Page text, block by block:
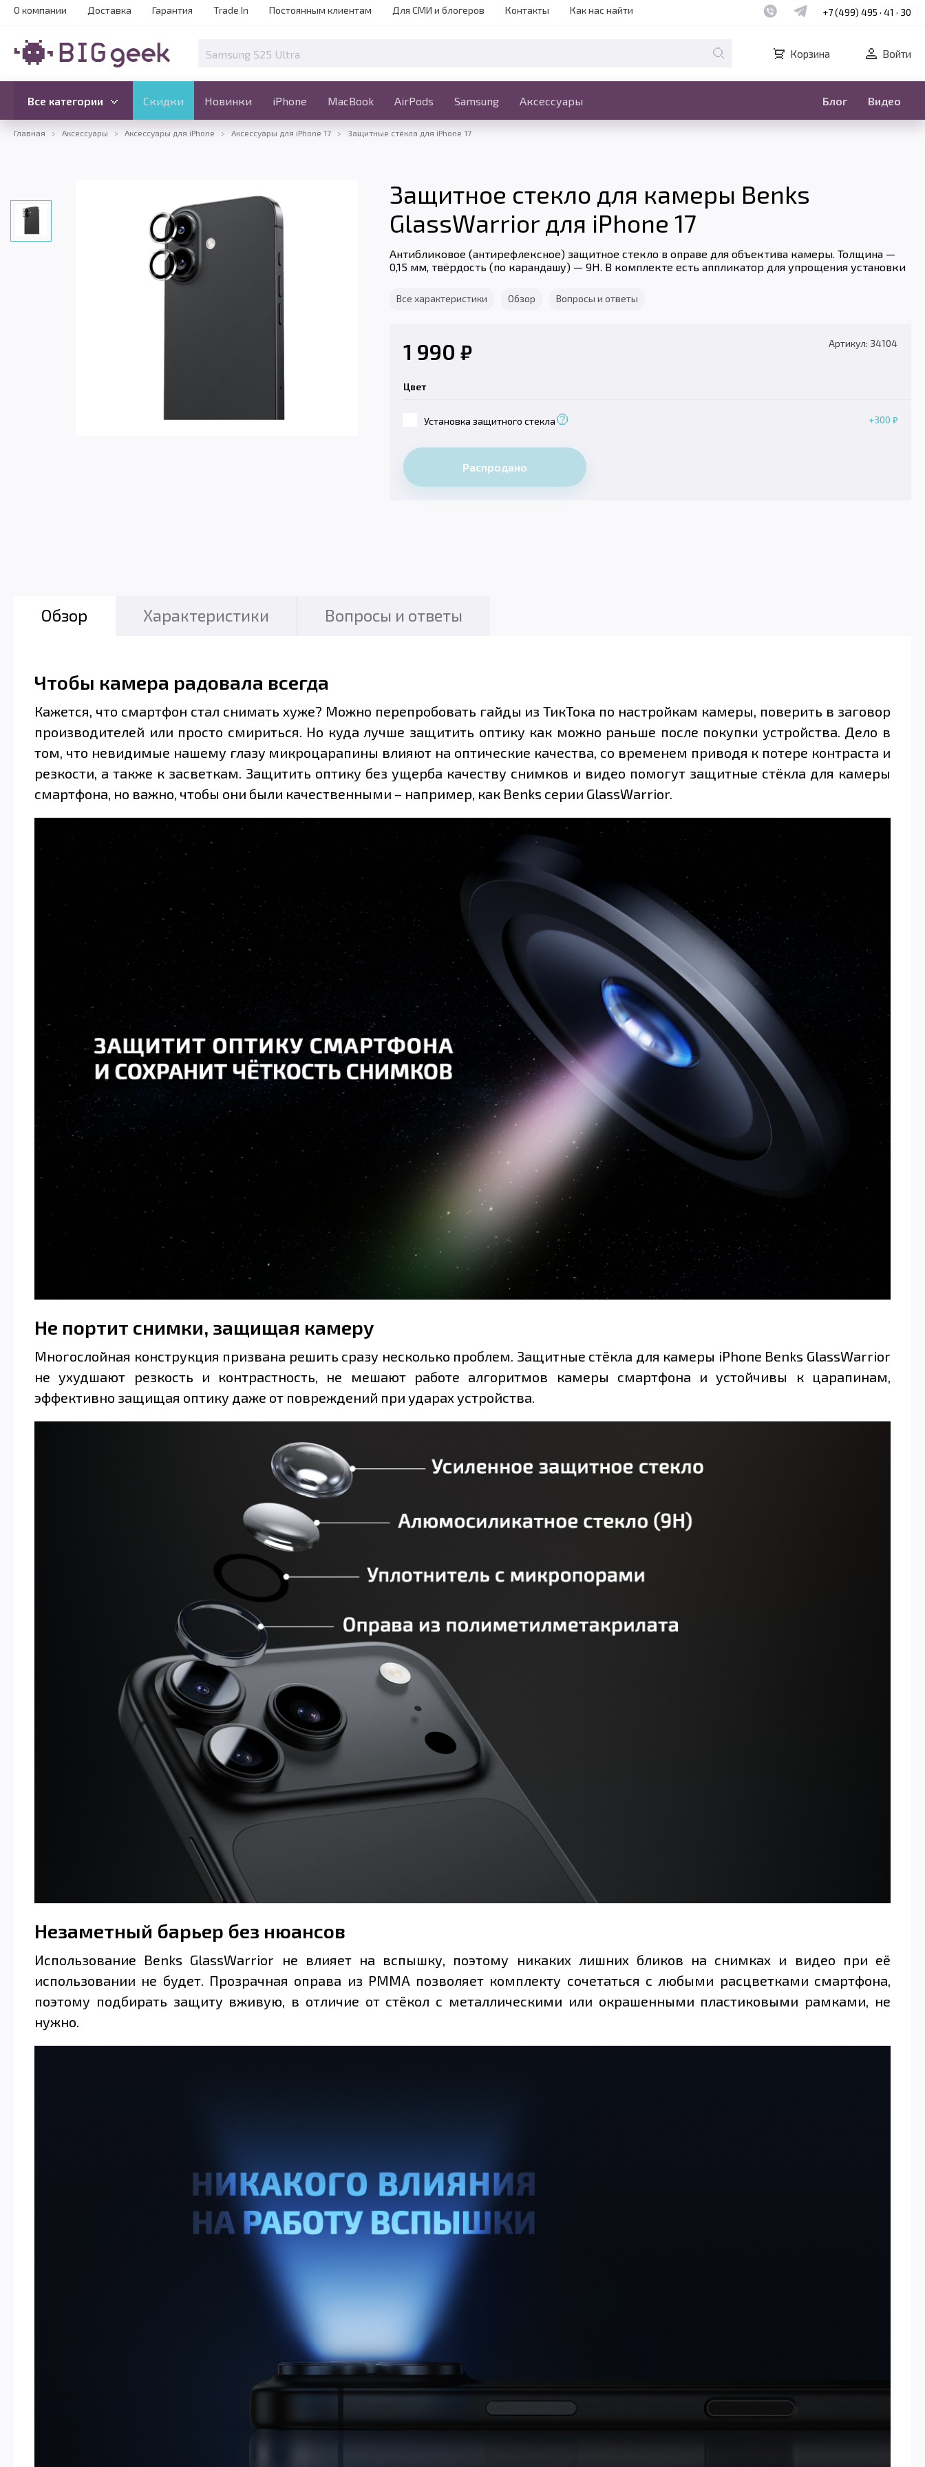
О компании Доставка Гарантия Trade In Постоянным клиентам Для СМИ и блогеров Контакты Как нас найти Наш whatsapp
Наш telegram
+7 (499) 495 · 41 · 30
Корзина Войти
Все категории Скидки Новинки iPhone MacBook AirPods Samsung Аксессуары Блог Видео
Скидки Новинки iPhone MacBook
Все категории Ещё
Главная Аксессуары Аксессуары для iPhone Аксессуары для iPhone 17 Защитные стёкла для iPhone 17
Защитное стекло для камеры Benks
GlassWarrior для iPhone 17
Антибликовое (антирефлексное) защитное стекло в оправе для объектива камеры. Толщина —
0,15 мм, твёрдость (по карандашу) — 9H. В комплекте есть аппликатор для упрощения установки
Все характеристики Обзор Вопросы и ответы
1 990 ₽ Артикул: 34104
Цвет
Установка защитного стекла +300 ₽
Распродано
Обзор Характеристики Вопросы и ответы
Чтобы камера радовала всегда
Кажется, что смартфон стал снимать хуже? Можно перепробовать гайды из ТикТока по настройкам камеры, поверить в заговор
производителей или просто смириться. Но куда лучше защитить оптику как можно раньше после покупки устройства. Дело в
том, что невидимые нашему глазу микроцарапины влияют на оптические качества, со временем приводя к потере контраста и
резкости, а также к засветкам. Защитить оптику без ущерба качеству снимков и видео помогут защитные стёкла для камеры
смартфона, но важно, чтобы они были качественными – например, как Benks серии GlassWarrior.
Не портит снимки, защищая камеру
Многослойная конструкция призвана решить сразу несколько проблем. Защитные стёкла для камеры iPhone Benks GlassWarrior
не ухудшают резкость и контрастность, не мешают работе алгоритмов камеры смартфона и устойчивы к царапинам,
эффективно защищая оптику даже от повреждений при ударах устройства.
Незаметный барьер без нюансов
Использование Benks GlassWarrior не влияет на вспышку, поэтому никаких лишних бликов на снимках и видео при её
использовании не будет. Прозрачная оправа из PMMA позволяет комплекту сочетаться с любыми расцветками смартфона,
поэтому подбирать защиту вживую, в отличие от стёкол с металлическими или окрашенными пластиковыми рамками, не
нужно.